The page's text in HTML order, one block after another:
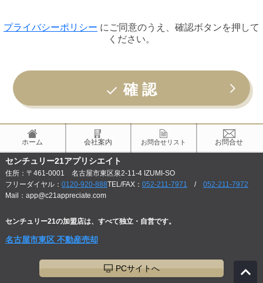
プライバシーポリシー にご同意のうえ、確認ボタンを押して
ください。
確 認
ホーム 会社案内 お問合せリスト お問合せ
センチュリー21アプリシエイト
住所：〒461-0001 名古屋市東区泉2-11-4 IZUMI-SO
フリーダイヤル： 0120-920-888TEL/FAX： 052-211-7971 / 052-211-7972
Mail：app@c21appreciate.com
センチュリー21の加盟店は、すべて独立・自営です。
名古屋市東区 不動産売却
PCサイトへ